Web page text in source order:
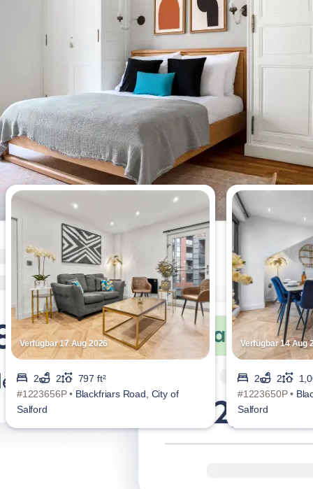
Meistgesehene Wohnungen
dieser Woche
Verfügbar 17 Aug 2026
2 2
797 ft²
#1223656P • Blackfriars Road, City of
Salford
Verfügbar 14 Aug
2 2
#1223650P •
Salford